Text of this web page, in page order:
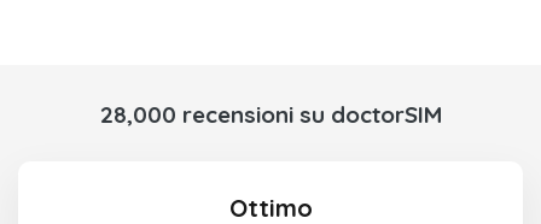
28,000 recensioni su doctorSIM
Ottimo